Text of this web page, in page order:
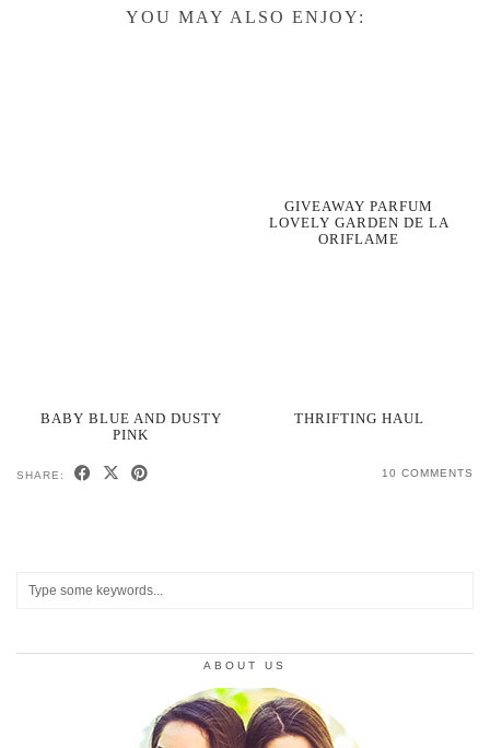
YOU MAY ALSO ENJOY:
GIVEAWAY PARFUM
LOVELY GARDEN DE LA
ORIFLAME
BABY BLUE AND DUSTY
PINK
THRIFTING HAUL
SHARE: 10 COMMENTS
ABOUT US